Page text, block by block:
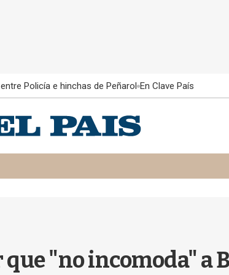
Policía e hinchas de Peñarol En Clave País
"no incomoda" a